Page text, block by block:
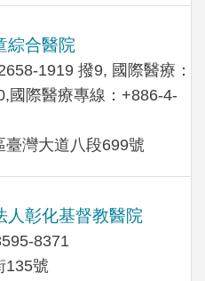
綜合醫院
1919 撥9, 國際醫療：
國際醫療專線：+886-4-
灣大道八段699號
人彰化基督教醫院
8371
135號